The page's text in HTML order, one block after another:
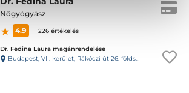
Nőgyógyász
4.9
226 értékelés
Dr. Fedina Laura magánrendelése
Budapest, VII. kerület, Rákóczi út 26. földszint 2/a, kapucsengő: 5